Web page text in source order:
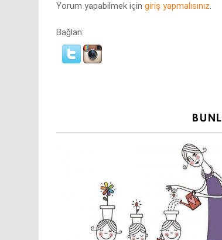
Yorum yapabilmek için giriş yapmalısınız.
Bağlan: